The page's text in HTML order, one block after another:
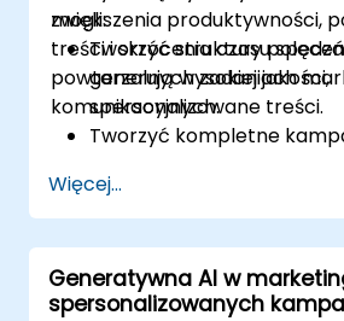
zwiększenia produktywności,
treści i skrócenia czasu
powtarzalnych zadaniach
komunikacyjnych.
mogli:
Tworzyć struktury
generują wysokiej jakości,
spersonalizowane treści.
Tworzyć kompletne
ChatGPT.
Skutecznie tworzyć i
raporty oraz komunikaty
Podsumowywać dane
automatycznie
Więcej...
Generatywna AI w
spersonalizowanych